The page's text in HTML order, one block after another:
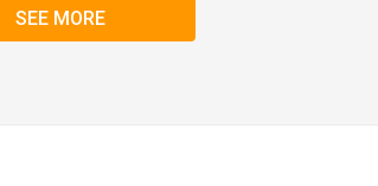
SEE MORE